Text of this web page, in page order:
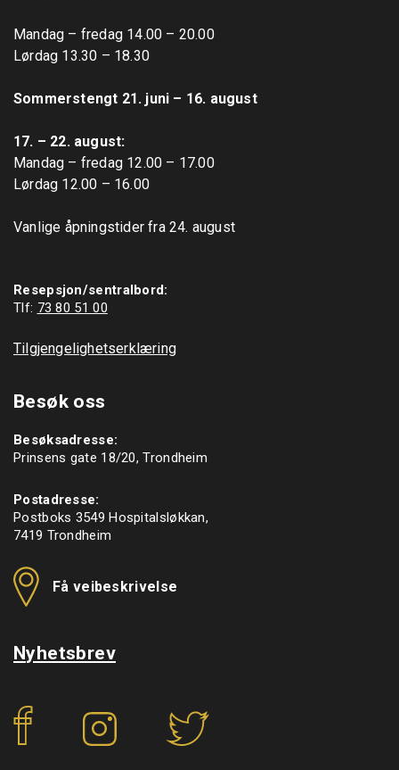
Mandag – fredag 14.00 – 20.00
Lørdag 13.30 – 18.30
Sommerstengt 21. juni – 16. august
17. – 22. august:
Mandag – fredag 12.00 – 17.00
Lørdag 12.00 – 16.00
Vanlige åpningstider fra 24. august
Resepsjon/sentralbord:
Tlf: 73 80 51 00
Tilgjengelighetserklæring
Besøk oss
Besøksadresse:
Prinsens gate 18/20, Trondheim
Postadresse:
Postboks 3549 Hospitalsløkkan,
7419 Trondheim
Få veibeskrivelse
Nyhetsbrev
f